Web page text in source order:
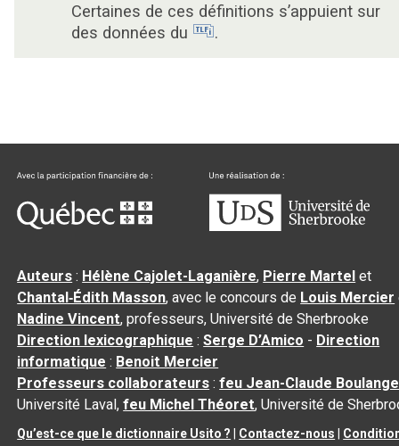
Certaines de ces définitions s’appuient sur
des données du
.
Auteurs : Hélène Cajolet-Laganière, Pierre Martel et
Chantal‑Édith Masson, avec le concours de Louis Mercier
Nadine Vincent, professeurs, Université de Sherbrooke
Direction lexicographique :Serge D’Amico - Direction
informatique : Benoit Mercier
Professeurs collaborateurs :feu Jean-Claude
Université Laval,feu Michel Théoret, Université de
Qu’est-ce que le dictionnaire Usito ? Contactez-nous